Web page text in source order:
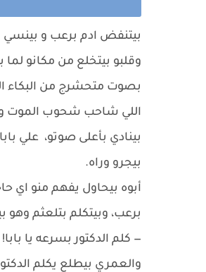
بيتنفض ادم برعب و بينسي
وقلبو بيتخلع من مكانو
بصوت متحشرج من البكاء
اللي شاحب شحوب الموت
بينادي بأعلى صوتو، علي
بيجرو وراه.
أبوه بيحاول يفهم منو اي
برعب، وبيتكلم بتلعثم وهو
— كلم الدكتور بسرعه يا بابا!
والعمري بيطلع يكلم